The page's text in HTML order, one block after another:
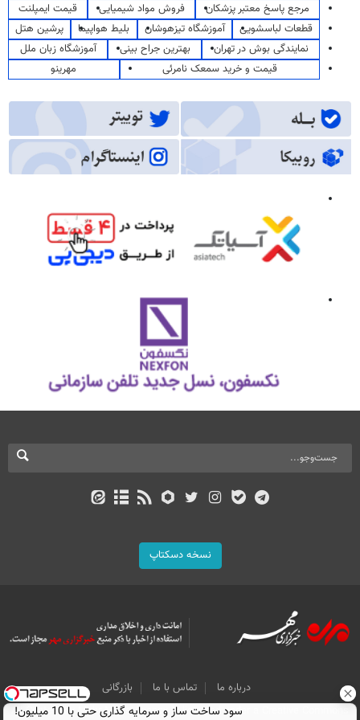
مرجع پاسخ معتبر پزشکان
فروش مواد شیمیایی
قیمت ایمپلنت
قطعات لباسشویی
آموزشگاه تیزهوشان بلیط هواپیما
پرشین هتل
نمایندگی بوش در تهران
بهترین جراح بینی
آموزشگاه زبان ملل
قیمت و خرید سمعک نامرئی
مهرینو
نسخه دسکتاپ
درباره ما تماس با ما
بازرگانی
All Content by Mehr News Agency is licensed under a Creative Commons
سود ساخت ساز و سرمایه گذاری حتی با 10 میلیون!